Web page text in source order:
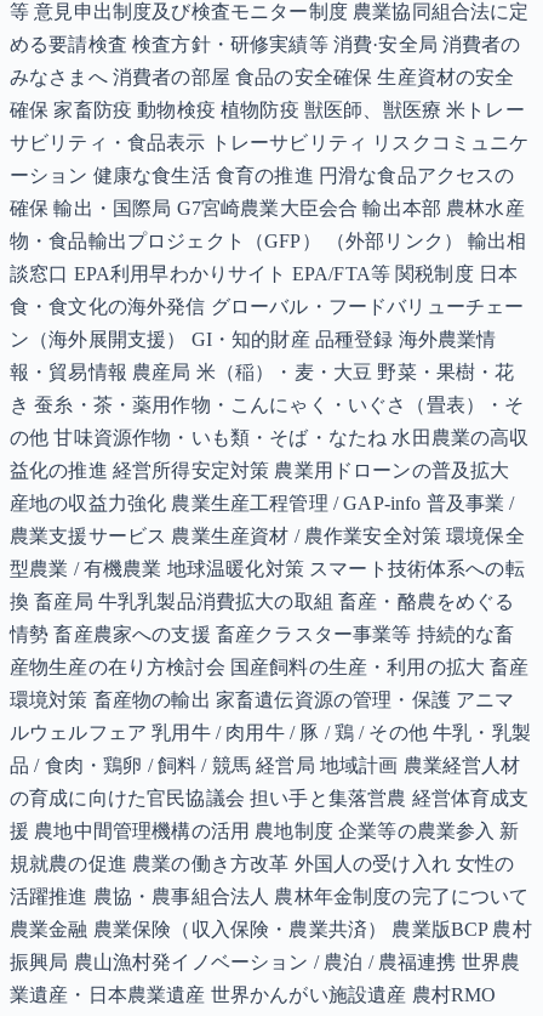
等 意見申出制度及び検査モニター制度 農業協同組合法に定
める要請検査 検査方針・研修実績等 消費·安全局 消費者の
みなさまへ 消費者の部屋 食品の安全確保 生産資材の安全
確保 家畜防疫 動物検疫 植物防疫 獣医師、獣医療 米トレー
サビリティ・食品表示 トレーサビリティ リスクコミュニケ
ーション 健康な食生活 食育の推進 円滑な食品アクセスの
確保 輸出・国際局 G7宮崎農業大臣会合 輸出本部 農林水産
物・食品輸出プロジェクト（GFP） （外部リンク） 輸出相
談窓口 EPA利用早わかりサイト EPA/FTA等 関税制度 日本
食・食文化の海外発信 グローバル・フードバリューチェー
ン（海外展開支援） GI・知的財産 品種登録 海外農業情
報・貿易情報 農産局 米（稲）・麦・大豆 野菜・果樹・花
き 蚕糸・茶・薬用作物・こんにゃく・いぐさ（畳表）・そ
の他 甘味資源作物・いも類・そば・なたね 水田農業の高収
益化の推進 経営所得安定対策 農業用ドローンの普及拡大
産地の収益力強化 農業生産工程管理 / GAP-info 普及事業 /
農業支援サービス 農業生産資材 / 農作業安全対策 環境保全
型農業 / 有機農業 地球温暖化対策 スマート技術体系への転
換 畜産局 牛乳乳製品消費拡大の取組 畜産・酪農をめぐる
情勢 畜産農家への支援 畜産クラスター事業等 持続的な畜
産物生産の在り方検討会 国産飼料の生産・利用の拡大 畜産
環境対策 畜産物の輸出 家畜遺伝資源の管理・保護 アニマ
ルウェルフェア 乳用牛 / 肉用牛 / 豚 / 鶏 / その他 牛乳・乳製
品 / 食肉・鶏卵 / 飼料 / 競馬 経営局 地域計画 農業経営人材
の育成に向けた官民協議会 担い手と集落営農 経営体育成支
援 農地中間管理機構の活用 農地制度 企業等の農業参入 新
規就農の促進 農業の働き方改革 外国人の受け入れ 女性の
活躍推進 農協・農事組合法人 農林年金制度の完了について
農業金融 農業保険（収入保険・農業共済） 農業版BCP 農村
振興局 農山漁村発イノベーション / 農泊 / 農福連携 世界農
業遺産・日本農業遺産 世界かんがい施設遺産 農村RMO